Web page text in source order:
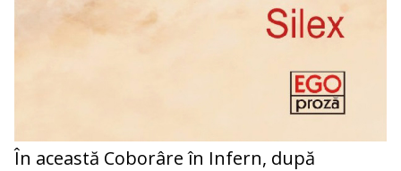
În această Coborâre în Infern, după